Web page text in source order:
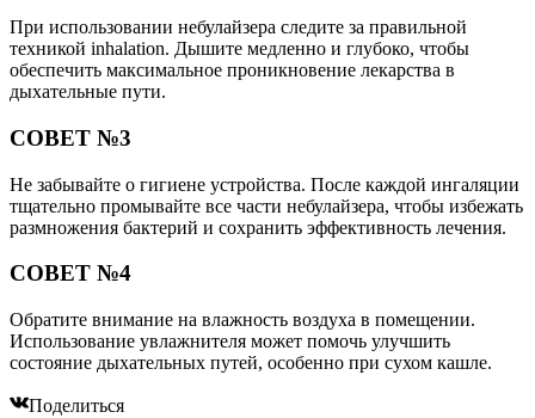
При использовании небулайзера следите за правильной
техникой inhalation. Дышите медленно и глубоко, чтобы
обеспечить максимальное проникновение лекарства в
дыхательные пути.
СОВЕТ №3
Не забывайте о гигиене устройства. После каждой ингаляции
тщательно промывайте все части небулайзера, чтобы избежать
размножения бактерий и сохранить эффективность лечения.
СОВЕТ №4
Обратите внимание на влажность воздуха в помещении.
Использование увлажнителя может помочь улучшить
состояние дыхательных путей, особенно при сухом кашле.
Поделиться